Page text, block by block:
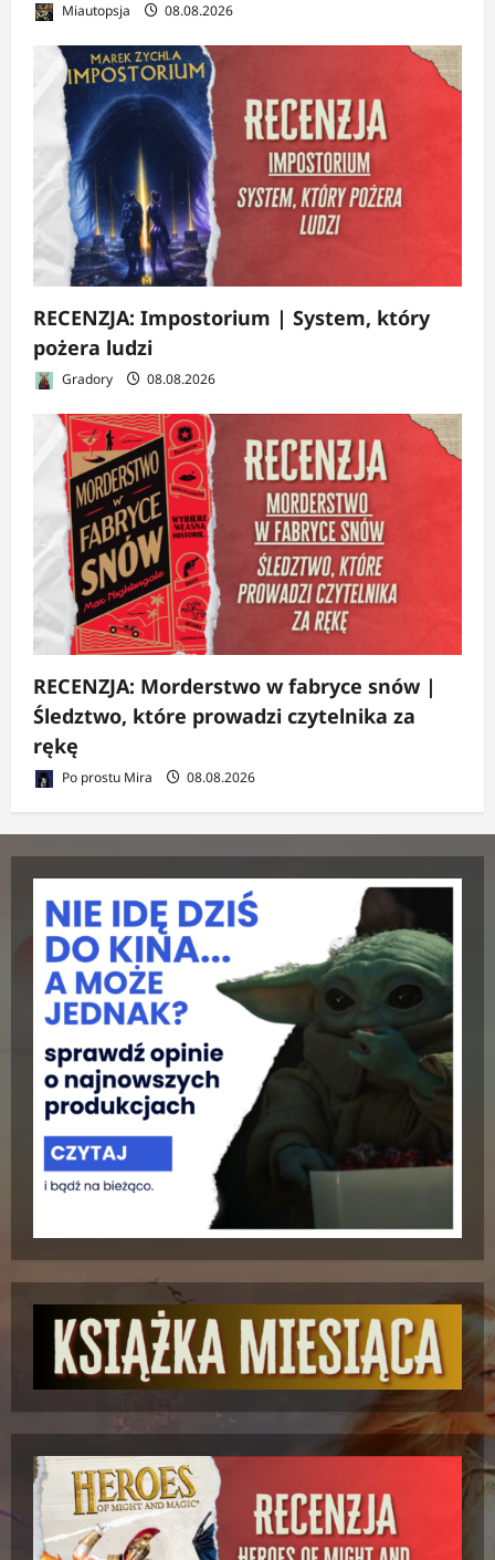
Miautopsja 08.08.2026
RECENZJA: Impostorium | System, który
pożera ludzi
Gradory 08.08.2026
RECENZJA: Morderstwo w fabryce snów |
Śledztwo, które prowadzi czytelnika za
rękę
Po prostu Mira 08.08.2026